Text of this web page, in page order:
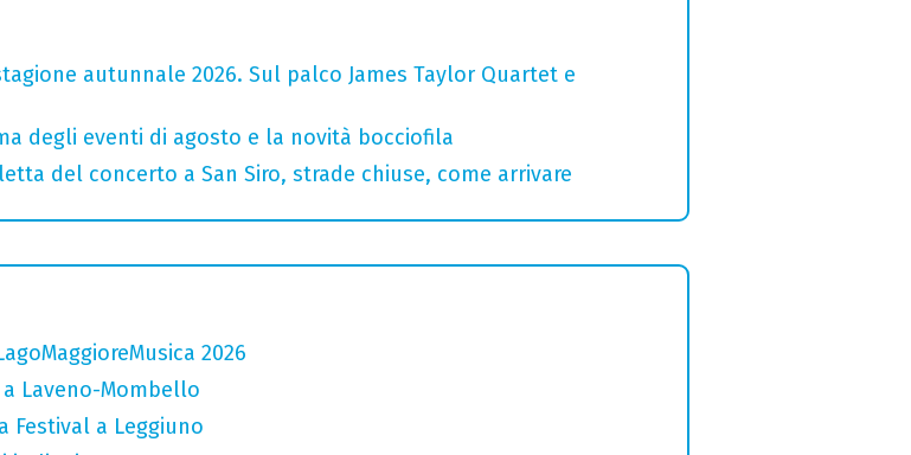
autunnale 2026. Sul palco James Taylor Quartet e
degli eventi di agosto e la novità bocciofila
del concerto a San Siro, strade chiuse, come arrivare
2026
Laveno-Mombello
Festival a Leggiuno